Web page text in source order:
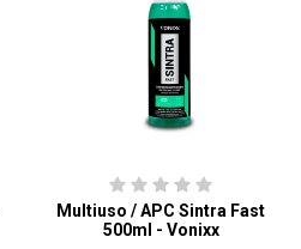
Multiuso / APC Sintra Fast
500ml - Vonixx